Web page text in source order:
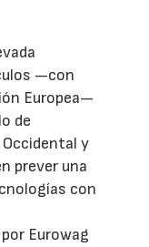
—con
Europea—
de
y
prever una
con
Eurowag